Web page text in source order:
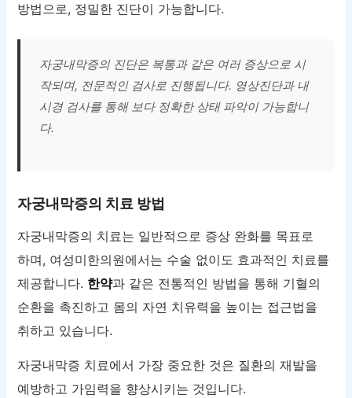
방법으로, 정밀한 진단이 가능합니다.
자궁내막증의 진단은 복통과 같은 여러 증상으로 시
작되며, 전문적인 검사로 진행됩니다. 영상진단과 내
시경 검사를 통해 보다 정확한 상태 파악이 가능합니
다.
자궁내막증의 치료 방법
자궁내막증의 치료는 일반적으로 증상 완화를 목표로
하며, 여성미한의원에서는 수술 없이도 효과적인 치료를
제공합니다. 한약과 같은 전통적인 방법을 통해 기혈의
순환을 촉진하고 몸의 자연 치유력을 높이는 접근법을
취하고 있습니다.
자궁내막증 치료에서 가장 중요한 것은 질환의 재발을
예방하고 가임력을 향상시키는 것입니다.